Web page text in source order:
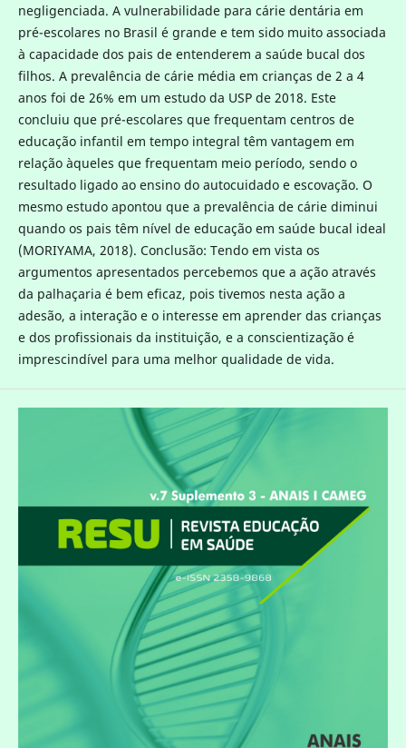
negligenciada. A vulnerabilidade para cárie dentária em
pré-escolares no Brasil é grande e tem sido muito associada
à capacidade dos pais de entenderem a saúde bucal dos
filhos. A prevalência de cárie média em crianças de 2 a 4
anos foi de 26% em um estudo da USP de 2018. Este
concluiu que pré-escolares que frequentam centros de
educação infantil em tempo integral têm vantagem em
relação àqueles que frequentam meio período, sendo o
resultado ligado ao ensino do autocuidado e escovação. O
mesmo estudo apontou que a prevalência de cárie diminui
quando os pais têm nível de educação em saúde bucal ideal
(MORIYAMA, 2018). Conclusão: Tendo em vista os
argumentos apresentados percebemos que a ação através
da palhaçaria é bem eficaz, pois tivemos nesta ação a
adesão, a interação e o interesse em aprender das crianças
e dos profissionais da instituição, e a conscientização é
imprescindível para uma melhor qualidade de vida.